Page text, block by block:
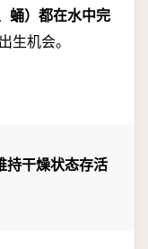
蛹）都在水中完
生机会。
持干燥状态存活